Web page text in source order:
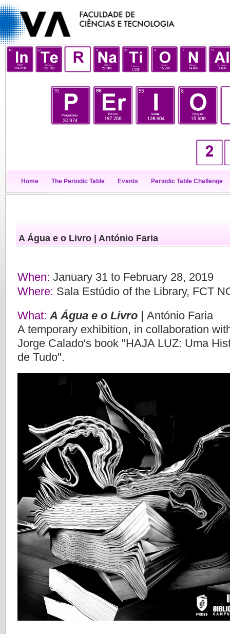
Home The Periodic Table Events Periodic Table Challenge
A Água e o Livro | António Faria
When: January 31 to February 28, 2019
Where: Sala Estúdio of the Library, FCT
What: A Água e o Livro | António Faria
A temporary exhibition, in collaboration
Jorge Calado's book "HAJA LUZ: Uma
de Tudo".